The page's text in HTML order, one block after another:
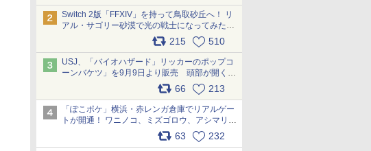
Switch 2版「FFXIV」を持って鳥取砂丘へ！ リ
アル・サゴリー砂漠で光の戦士になってみた
215 510
USJ、「バイオハザード」リッカーのポップコ
ーンバケツ」を9月9日より販売 頭部が開く仕
組み。味は恐怖を堪のう「味噌フレーバー」
66 213
「ぽこポケ」横浜・赤レンガ倉庫でリアルゲー
トが開通！ ワニノコ、ミズゴロウ、アシマリ登
場シーンをレポート pic.x.com/LDgEByVl6D
63 232